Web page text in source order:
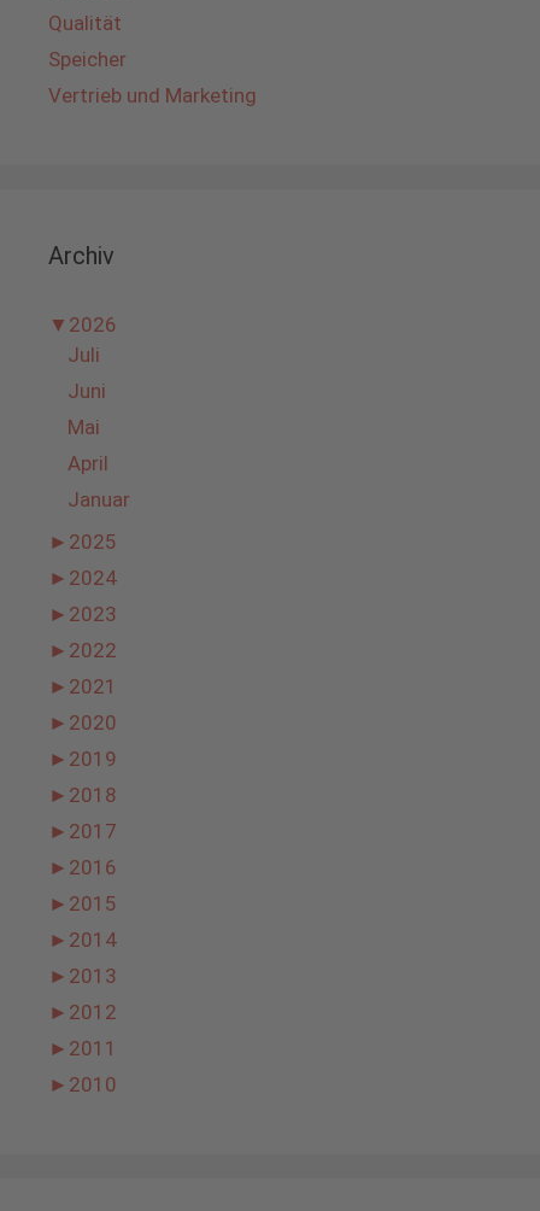
Qualität
Speicher
Vertrieb und Marketing
Archiv
▼ 2026
Juli
Juni
Mai
April
Januar
► 2025
► 2024
► 2023
► 2022
► 2021
► 2020
► 2019
► 2018
► 2017
► 2016
► 2015
► 2014
► 2013
► 2012
► 2011
► 2010